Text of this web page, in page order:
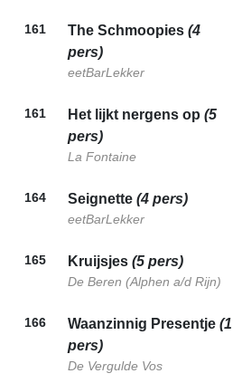
161 The Schmoopies (4
pers)
eetBarLekker
161 Het lijkt nergens op (5
pers)
La Fontaine
164 Seignette (4 pers)
eetBarLekker
165 Kruijsjes (5 pers)
De Beren (Alphen a/d Rijn)
166 Waanzinnig Presentje (1
pers)
De Vergulde Vos